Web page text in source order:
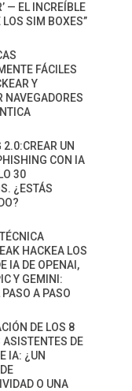
— EL INCREÍBLE
LOS SIM BOXES”
FÁCILES
Y
NAVEGADORES
2.0:CREAR UN
CON IA
30
¿ESTÁS
HACKEA LOS
IA DE OPENAI,
Y GEMINI:
A PASO
DE LOS 8
ASISTENTES DE
IA: ¿UN
O UNA